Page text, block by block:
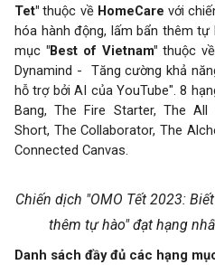
Tet" thuộc về HomeCare với
hóa hành động, lấm bẩn thêm tự
mục "Best of Vietnam" thuộc về
Dynamind - Tăng cường khả
hỗ trợ bởi AI của YouTube". 8
Bang, The Fire Starter, The
Short, The Collaborator, The
Connected Canvas.
Chiến dịch "OMO Tết 2023:
thêm tự hào" đạt hạng
Danh sách đầy đủ các hạng